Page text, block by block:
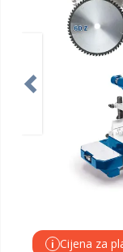
i Cijena za